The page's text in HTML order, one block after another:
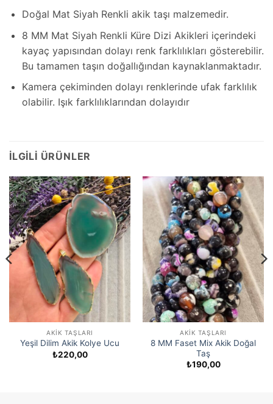
Doğal Mat Siyah Renkli akik taşı malzemedir.
8 MM Mat Siyah Renkli Küre Dizi Akikleri içerindeki
kayaç yapısından dolayı renk farklılıkları gösterebilir.
Bu tamamen taşın doğallığından kaynaklanmaktadır.
Kamera çekiminden dolayı renklerinde ufak farklılık
olabilir. Işık farklılıklarından dolayıdır
İLGILI ÜRÜNLER
AKIK TAŞLARI
Yeşil Dilim Akik Kolye Ucu
₺220,00
AKIK TAŞLARI
8 MM Faset Mix Akik Doğal
Taş
₺190,00